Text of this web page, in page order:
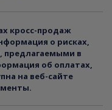
кросс-продаж
о рисках,
предлагаемыми в
об оплатах,
на веб-сайте